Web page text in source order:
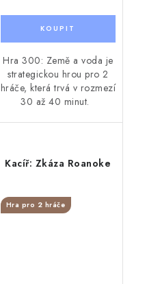
Hra 300: Země a voda je
strategickou hrou pro 2
hráče, která trvá v rozmezí
30 až 40 minut.
Kacíř: Zkáza Roanoke
Hra pro 2 hráče